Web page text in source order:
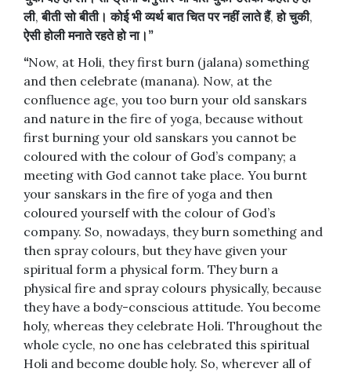
ली,बीती सो बीती। कोई भी व्यर्थ बात चित पर नहीं लाते हैं,हो चुकी,
ऐसी होली मनाते रहते हो ना।”
“Now, at Holi, they first burn (jalana) something
and then celebrate (manana). Now, at the
confluence age, you too burn your old sanskars
and nature in the fire of yoga, because without
first burning your old sanskars you cannot be
coloured with the colour of God’s company; a
meeting with God cannot take place. You burnt
your sanskars in the fire of yoga and then
coloured yourself with the colour of God’s
company. So, nowadays, they burn something and
then spray colours, but they have given your
spiritual form a physical form. They burn a
physical fire and spray colours physically, because
they have a body-conscious attitude. You become
holy, whereas they celebrate Holi. Throughout the
whole cycle, no one has celebrated this spiritual
Holi and become double holy. So, wherever all of